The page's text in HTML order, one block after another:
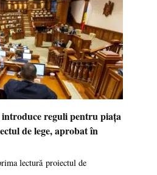
reguli pentru piața
de lege, aprobat în
lectură proiectul de